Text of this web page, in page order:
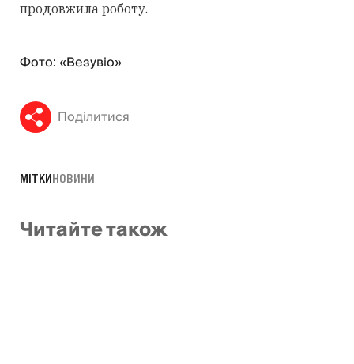
продовжила роботу.
Фото: «Везувіо»
Поділитися
МІТКИНОВИНИ
Читайте також